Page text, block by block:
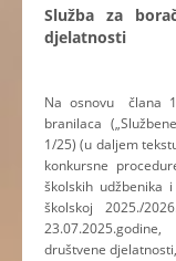
Služba za
djelatnosti
Na osnovu člana
branilaca
1/25) (u daljem
konkursne
školskih udžbenika
školskoj 2025./
društvene